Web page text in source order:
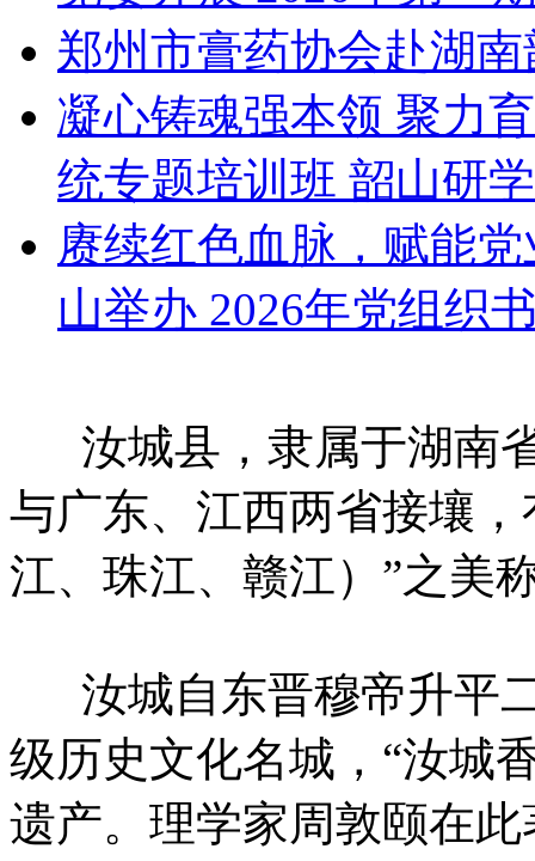
郑州市膏药协会赴湖
凝心铸魂强本领 聚力
统专题培训班 韶山研
赓续红色血脉，赋能
山举办 2026年党组织
汝城县，隶属于湖南
与广东、江西两省接壤
江、珠江、赣江）”之美
汝城自东晋穆帝升平
级历史文化名城，“汝城
遗产。理学家周敦颐在